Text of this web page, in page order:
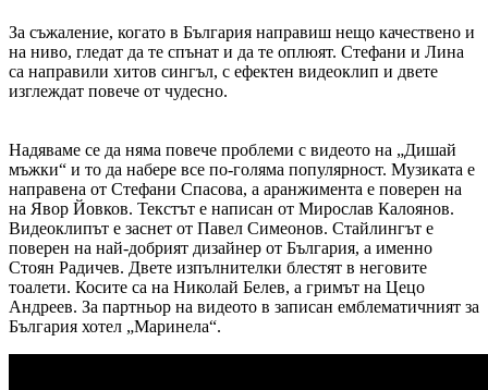
За съжаление, когато в България направиш нещо качествено и
на ниво, гледат да те спънат и да те оплюят. Стефани и Лина
са направили хитов сингъл, с ефектен видеоклип и двете
изглеждат повече от чудесно.
Надяваме се да няма повече проблеми с видеото на „Дишай
мъжки“ и то да набере все по-голяма популярност. Музиката е
направена от Стефани Спасова, а аранжимента е поверен на
на Явор Йовков. Текстът е написан от Мирослав Калоянов.
Видеоклипът е заснет от Павел Симеонов. Стайлингът е
поверен на най-добрият дизайнер от България, а именно
Стоян Радичев. Двете изпълнителки блестят в неговите
тоалети. Косите са на Николай Белев, а гримът на Цецо
Андреев. За партньор на видеото в записан емблематичният за
България хотел „Маринела“.